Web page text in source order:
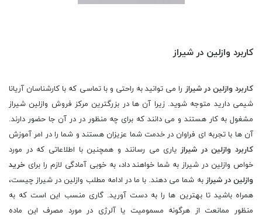
کاربرد وازلین در شیراز
کاربرد وازلین در شیراز را می توانید به راحتی و با تماسی که با کارشناسان آریانا
شیمی دارید متوجه شوید. زیرا آن ها در بزرگترین مرکز فروش وازلین شیراز
مشغول به کار هستند و می دانند که برای چه منظور در در آن جا حضور دارند.
آن ها با تجربه ای فراوان در خدمت شما عزیزان هستند و شما را در امر آموزش
کاربرد وازلین در شیراز یاری می رسانند و همچنین با اطلاعاتی که در مورد
خواص وازلین در شیراز به شما خواهند داد، به خوبی آمادگی لازم را برای خرید
وازلین در شیراز به شما می دهند. با ما در ادامه مطلب وازلین در شیراز چیست،
همراه باشید تا بهترین ها را به دست آورید. گاری منسب این است که به
منظور ممانعت از هرگونه مسمومیت یا آلرژی در مورد مصرف این ماده